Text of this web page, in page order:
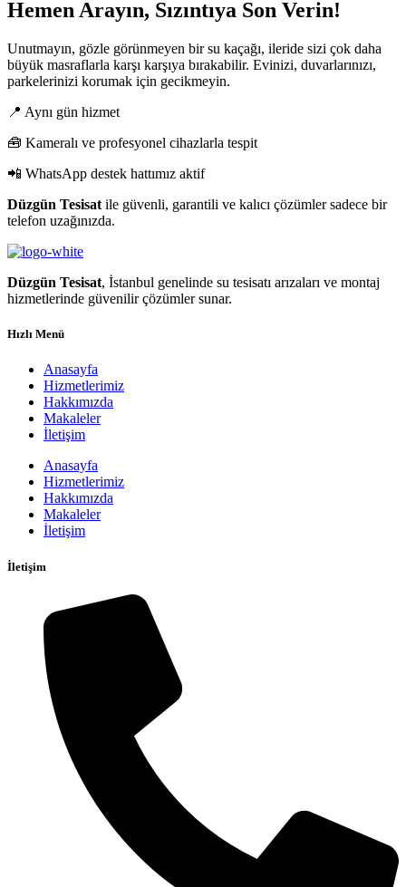
Hemen Arayın, Sızıntıya Son Verin!
Unutmayın, gözle görünmeyen bir su kaçağı, ileride sizi çok daha
büyük masraflarla karşı karşıya bırakabilir. Evinizi, duvarlarınızı,
parkelerinizi korumak için gecikmeyin.
📍 Aynı gün hizmet
🧰 Kameralı ve profesyonel cihazlarla tespit
📲 WhatsApp destek hattımız aktif
Düzgün Tesisat ile güvenli, garantili ve kalıcı çözümler sadece bir
telefon uzağınızda.
Düzgün Tesisat, İstanbul genelinde su tesisatı arızaları ve montaj
hizmetlerinde güvenilir çözümler sunar.
Hızlı Menü
Anasayfa
Hizmetlerimiz
Hakkımızda
Makaleler
İletişim
Anasayfa
Hizmetlerimiz
Hakkımızda
Makaleler
İletişim
İletişim